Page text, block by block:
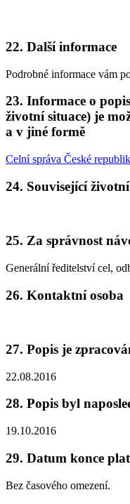
22. Další informace
Podrobné informace vám
23. Informace o
životní situace) je
a v jiné formě
Celní správa České
24. Související
25. Za správnost
Generální ředitelství cel,
26. Kontaktní osoba
27. Popis je
22.08.2016
28. Popis byl
19.10.2016
29. Datum konce
Bez časového omezení.